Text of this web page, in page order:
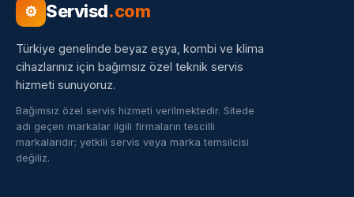
⚙ Servisd.com
Türkiye genelinde beyaz eşya, kombi ve klima
cihazlarınız için bağımsız özel teknik servis
hizmeti sunuyoruz.
Bağımsız özel servis hizmeti verilmektedir. Sitede
adı geçen markalar ilgili firmaların tescilli
markalarıdır; yetkili servis veya marka temsilcisi
değiliz.